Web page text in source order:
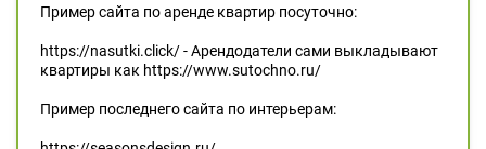
Пример сайта по аренде квартир посуточно:
https://nasutki.click/ - Арендодатели сами выкладывают
квартиры как https://www.sutochno.ru/
Пример последнего сайта по интерьерам: